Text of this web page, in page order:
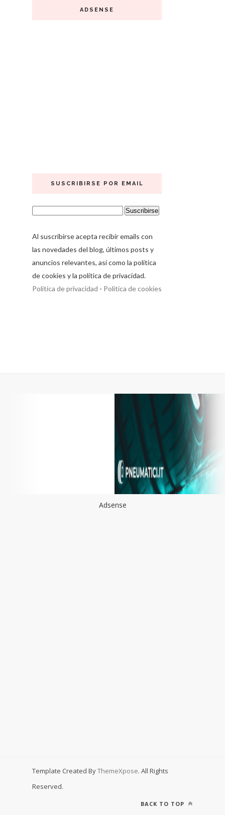
ADSENSE
SUSCRIBIRSE POR EMAIL
Al suscribirse acepta recibir emails con
las novedades del blog, últimos posts y
anuncios relevantes, así como la política
de cookies y la política de privacidad.
Política de privacidad - Política de cookies
Adsense
Template Created ByThemeXpose. All Rights
Reserved.
BACK TO TOP